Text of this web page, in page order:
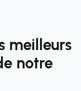
meilleurs
notre